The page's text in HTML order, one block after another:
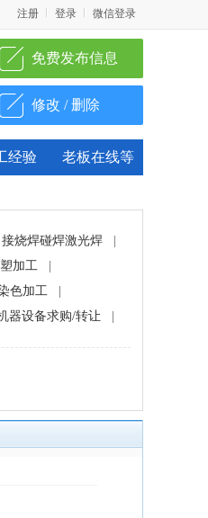
微信登录
登录
注册
免费发布信息
修改 / 删除
经验 老板在线等
接烧焊碰焊激光焊
加工
色加工
器设备求购/转让